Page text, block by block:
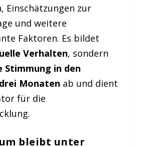
Einschätzungen zur
und weitere
Faktoren. Es bildet
Verhalten, sondern
in den
Monaten ab und dient
für die
bleibt unter